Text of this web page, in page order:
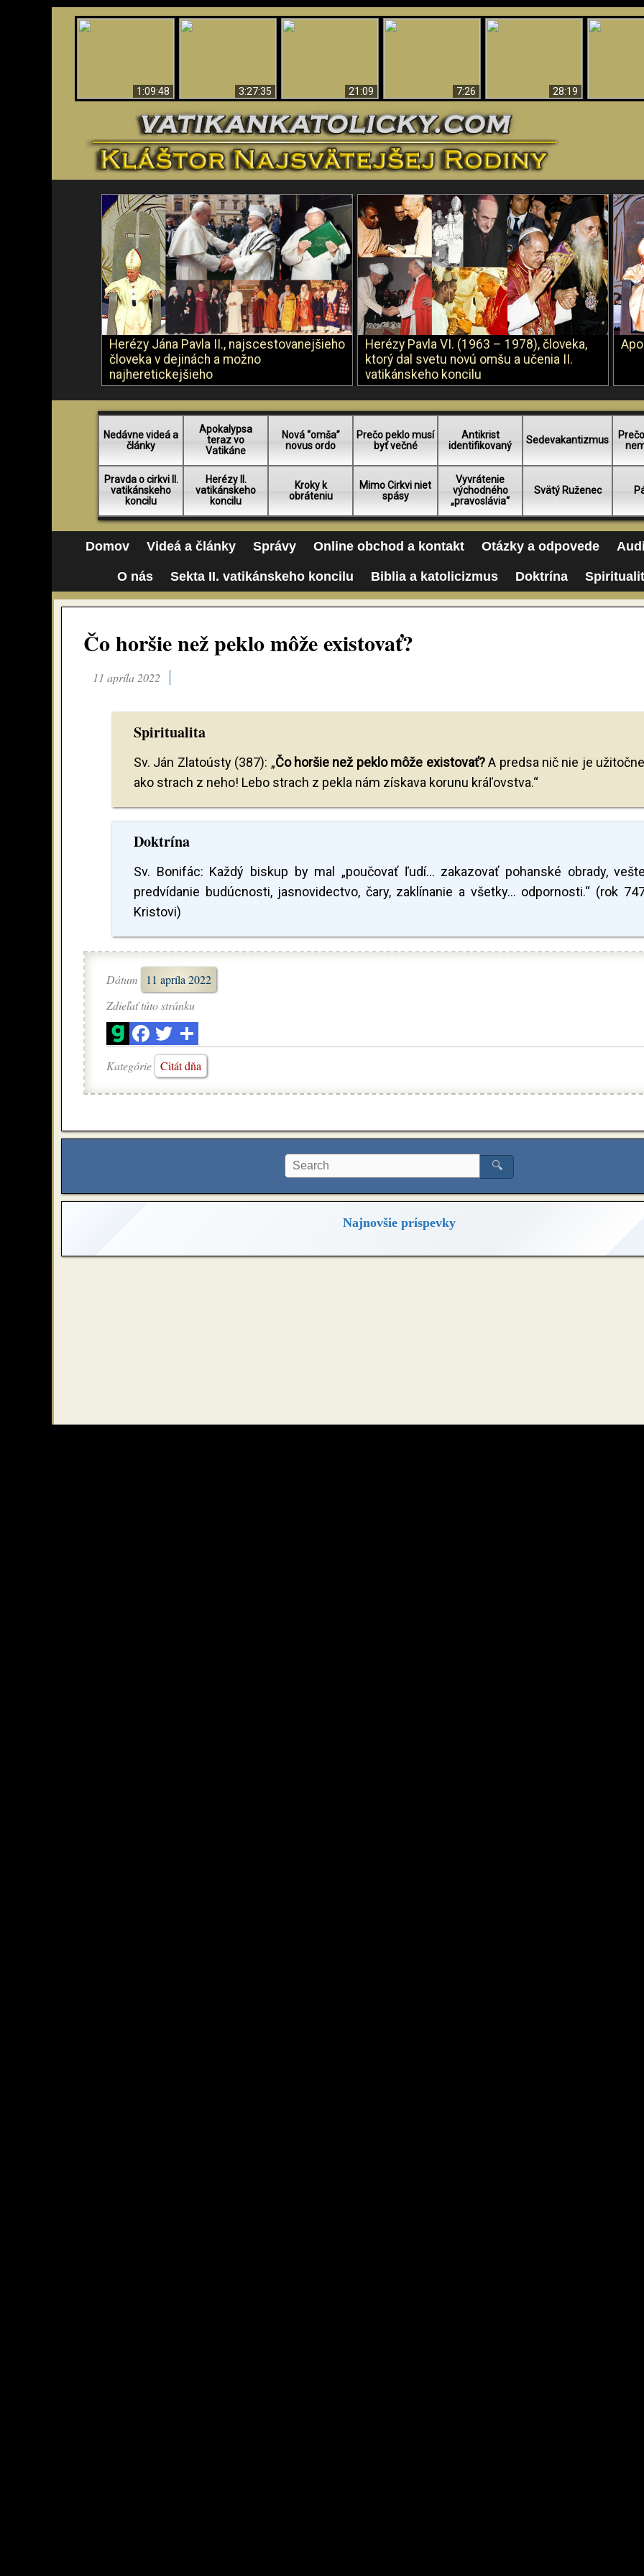
1:09:48 3:27:35
21:09
7:26 28:19
Herézy Jána Pavla II., najscestovanejšieho
človeka v dejinách a možno
najheretickejšieho
Herézy Pavla VI. (1963 – 1978), človeka,
ktorý dal svetu novú omšu a učenia II.
vatikánskeho koncilu
Nedávne videá a
články
Apokalypsa
teraz vo
Vatikáne
Nová “omša”
novus ordo
Prečo peklo musí
byť večné
Antikrist
identifikovaný
Sedevakantizmus
Pravda o cirkvi II.
vatikánskeho
koncilu
Herézy II.
vatikánskeho
koncilu
Kroky k
obráteniu
Mimo Cirkvi niet
spásy
Vyvrátenie
východného
„pravoslávia“
Svätý Ruženec
Domov Videá a články Správy Online obchod a kontakt Otázky a odpovede
O nás Sekta II. vatikánskeho koncilu Biblia a katolicizmus Doktrína
Čo horšie než peklo môže existovať?
11 apríla 2022
Spiritualita
Sv. Ján Zlatoústy (387): „Čo horšie než peklo môže existovať?A predsa nič nie je
ako strach z neho! Lebo strach z pekla nám získava korunu kráľovstva.“
Doktrína
Sv. Bonifác: Každý biskup by mal „poučovať ľudí... zakazovať pohanské obrady,
predvídanie budúcnosti, jasnovidectvo, čary, zaklínanie a všetky... odpornosti.“ (rok
Kristovi)
Dátum
11 apríla 2022
Zdieľať túto stránku
Kategórie Citát dňa
🔍
Najnovšie príspevky